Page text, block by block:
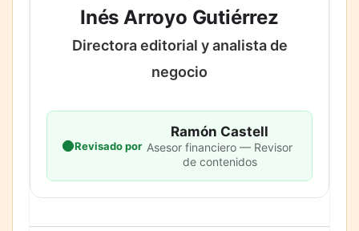
Inés Arroyo Gutiérrez
Directora editorial y analista de
negocio
Revisado por
Ramón Castell
Asesor financiero — Revisor
de contenidos